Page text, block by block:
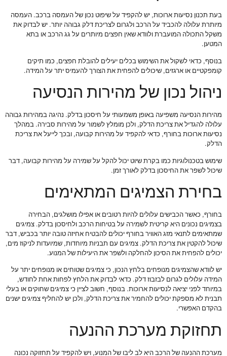
בעת תכנון נסיעות ארוכות, יש להקפיד על שיפוט נכון של העמסה ברכב. העמסה
מיותרת עלולה להכביד על הרכב ולגרום לצריכת דלק גבוהה יותר. יש לבדוק את
משקל התכולה המועברת ולוודא שאין חפצים מיותרים על גג הרכב או בתא
המטען.
בנוסף, כדאי לשקול את השימוש בכלים יעילים להובלת חפצים, כמו תיקים
קומפקטיים או ארגזים, שיכולים להפחית את הצורך להעמיס יתר על המידה.
ניהול נכון של מהירות הנסיעה
מהירות הנסיעה משפיעה באופן משמעותי על חיסכון בדלק. נהיגה במהירות גבוהה
עלולה להגדיל את צריכת הדלק, ולכן מומלץ לשמור על מהירות סבירה. במהלך
נסיעות ארוכות בחורף, כדאי להקפיד על מהירות קבועה, ובכך לייעל את צריכת
הדלק.
שימוש בטכנולוגיות כמו בקרת שיוט יכול להקל על שמירה על מהירות קבועה, דבר
שיכול לשפר את החיסכון בדלק לאורך זמן.
בחירת הצמיגים המתאימים
בחורף, כאשר הכבישים עלולים להיות רטובים או אפילו מושלגים, הבחירה
בצמיגים נכונים היא קריטית לשמירה על בטיחות הרכב ולחיסכון בדלק. צמיגים
שמתאימים לתנאי מזג האוויר בחורף יכולים להבטיח אחיזה טובה יותר בכביש, דבר
שיכול להקטין את צריכת הדלק. צמיגים עם תבניות מיוחדות, שמיועדות לניקוז מים,
יכולים להפחית את הסיכון להחלקה ולשפר את היעילות של המנוע.
יש לוודא שהצמיגים מנופחים בלחץ הנכון, כי צמיגים שטוחים או מנופחים יתר על
המידה עלולים לגרום לבזבוז דלק. כדאי לבדוק את הלחץ לפחות אחת לחודש,
במיוחד לפני יציאה לנסיעות ארוכות. בנוסף, חשוב לציין כי צמיגים שחוקים או בעלי
תבנית לא מספקת יכולים להחמיר את צריכת הדלק, ולכן יש להחליף צמיגים ישנים
בהקדם האפשרי.
תחזוקת מערכת ההנעה
מערכת ההנעה של הרכב היא לב ליבו של המנוע, ויש להקפיד על תחזוקה נכונה